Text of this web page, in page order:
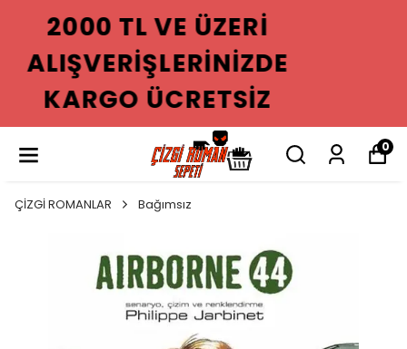
2000 TL VE ÜZERI
ALIŞVERIŞLERINIZDE
KARGO ÜCRETSIZ
0
ÇİZGİ ROMANLAR Bağımsız